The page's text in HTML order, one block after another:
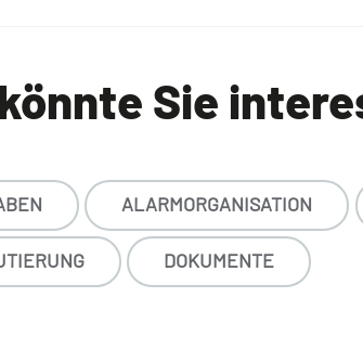
Sie
ALARMORGANISATION
DOKUMENTE